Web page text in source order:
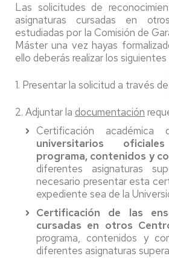
Las solicitudes de
asignaturas cursadas en
estudiadas por la Comisión de
Máster una vez hayas
ello deberás realizar los siguientes
1. Presentar la solicitud a través de
2. Adjuntar la documentación
Certificación
universitarios
programa, contenidos y
diferentes asignaturas
necesario presentar esta
expediente sea de la
Certificación de las
cursadas en otros
programa, contenidos y
diferentes asignaturas